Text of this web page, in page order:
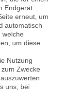
Endgerät
erneut, um
automatisch
welche
um diese
Nutzung
Zwecke
uns, bei